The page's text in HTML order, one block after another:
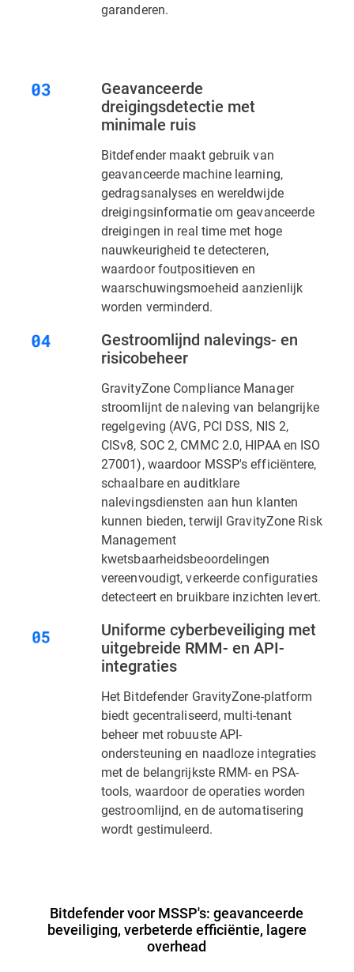
garanderen.
Geavanceerde
dreigingsdetectie met
minimale ruis
Bitdefender maakt gebruik van
geavanceerde machine learning,
gedragsanalyses en wereldwijde
dreigingsinformatie om geavanceerde
dreigingen in real time met hoge
nauwkeurigheid te detecteren,
waardoor foutpositieven en
waarschuwingsmoeheid aanzienlijk
worden verminderd.
Gestroomlijnd nalevings- en
risicobeheer
GravityZone Compliance Manager
stroomlijnt de naleving van belangrijke
regelgeving (AVG, PCI DSS, NIS 2,
CISv8, SOC 2, CMMC 2.0, HIPAA en ISO
27001), waardoor MSSP's efficiëntere,
schaalbare en auditklare
nalevingsdiensten aan hun klanten
kunnen bieden, terwijl GravityZone Risk
Management
kwetsbaarheidsbeoordelingen
vereenvoudigt, verkeerde configuraties
detecteert en bruikbare inzichten levert.
Uniforme cyberbeveiliging met
uitgebreide RMM- en API-
integraties
Het Bitdefender GravityZone-platform
biedt gecentraliseerd, multi-tenant
beheer met robuuste API-
ondersteuning en naadloze integraties
met de belangrijkste RMM- en PSA-
tools, waardoor de operaties worden
gestroomlijnd, en de automatisering
wordt gestimuleerd.
Bitdefender voor MSSP's: geavanceerde
beveiliging, verbeterde efficiëntie, lagere
overhead